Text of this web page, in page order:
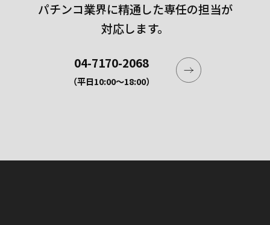
パチンコ業界に精通した専任の担当が
対応します。
04-7170-2068
（平日10:00〜18:00）